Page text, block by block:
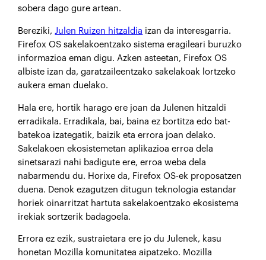
sobera dago gure artean.
Bereziki,Julen Ruizen hitzaldia izan da interesgarria.
Firefox OS sakelakoentzako sistema eragileari buruzko
informazioa eman digu. Azken asteetan, Firefox OS
albiste izan da, garatzaileentzako sakelakoak lortzeko
aukera eman duelako.
Hala ere, hortik harago ere joan da Julenen hitzaldi
erradikala. Erradikala, bai, baina ez bortitza edo bat-
batekoa izategatik, baizik eta errora joan delako.
Sakelakoen ekosistemetan aplikazioa erroa dela
sinetsarazi nahi badigute ere, erroa weba dela
nabarmendu du. Horixe da, Firefox OS-ek proposatzen
duena. Denok ezagutzen ditugun teknologia estandar
horiek oinarritzat hartuta sakelakoentzako ekosistema
irekiak sortzerik badagoela.
Errora ez ezik, sustraietara ere jo du Julenek, kasu
honetan Mozilla komunitatea aipatzeko. Mozilla